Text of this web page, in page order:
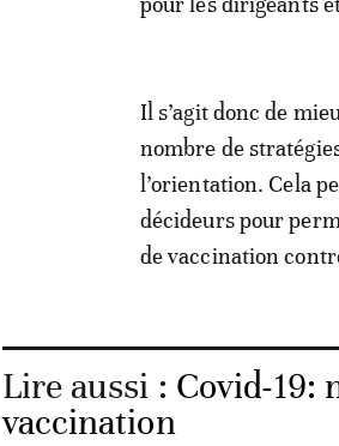
Il s’agit donc de
nombre de
l’orientation. Cela
décideurs pour
de vaccination
Lire aussi : Covid-19:
vaccination